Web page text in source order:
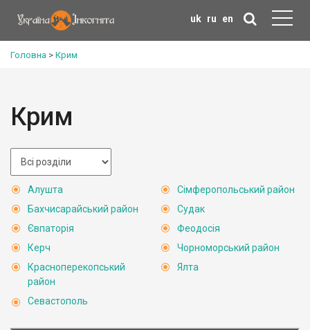
uk ru en
Головна > Крим
Крим
Алушта
Бахчисарайський район
Євпаторія
Керч
Красноперекопський
район
Севастополь
Сімферопольський район
Судак
Феодосія
Чорноморський район
Ялта